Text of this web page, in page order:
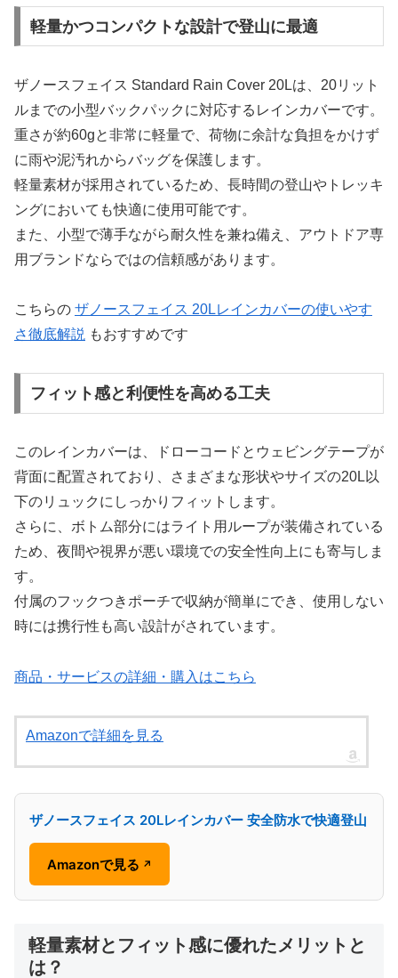
軽量かつコンパクトな設計で登山に最適
ザノースフェイス Standard Rain Cover 20Lは、20リット
ルまでの小型バックパックに対応するレインカバーです。
重さが約60gと非常に軽量で、荷物に余計な負担をかけず
に雨や泥汚れからバッグを保護します。
軽量素材が採用されているため、長時間の登山やトレッキ
ングにおいても快適に使用可能です。
また、小型で薄手ながら耐久性を兼ね備え、アウトドア専
用ブランドならではの信頼感があります。
こちらの ザノースフェイス 20Lレインカバーの使いやす
さ徹底解説 もおすすめです
フィット感と利便性を高める工夫
このレインカバーは、ドローコードとウェビングテープが
背面に配置されており、さまざまな形状やサイズの20L以
下のリュックにしっかりフィットします。
さらに、ボトム部分にはライト用ループが装備されている
ため、夜間や視界が悪い環境での安全性向上にも寄与しま
す。
付属のフックつきポーチで収納が簡単にでき、使用しない
時には携行性も高い設計がされています。
商品・サービスの詳細・購入はこちら
Amazonで詳細を見る
ザノースフェイス 20Lレインカバー 安全防水で快適登山
Amazonで見る ↗
軽量素材とフィット感に優れたメリットと
は？